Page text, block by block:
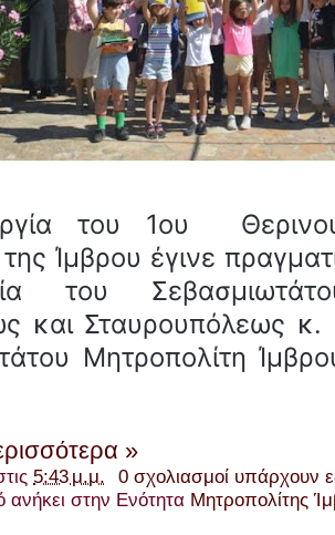
του 1ου
της Ίμβρου έγινε
του
και Σταυρουπόλεως κ.
Μητροπολίτη
»
5:43 μ.μ.
0 σχολιασμοί υπάρχουν
ανήκει στην Ενότητα Μητροπολίτης